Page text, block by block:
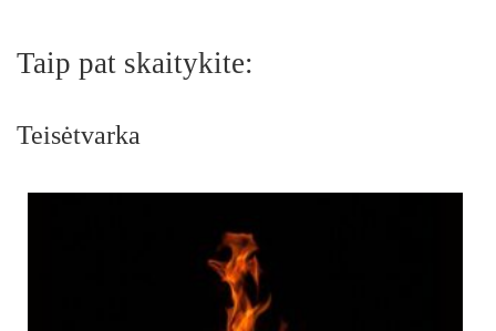
Taip pat skaitykite:
Teisėtvarka